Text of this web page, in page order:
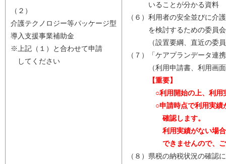
（２）
介護テクノロジー等パッケージ型
導入支援事業補助金
※上記（１）と合わせて申請
してください
いることが分かる資料
（６）利用者の安全並びに介
を検討するための委員会
（設置要綱、直近の委員
（７）「ケアプランデータ連
（利用申請書、利用画面
【重要】
○利用開始の上、利
○申請時点で利用実績がな
確認します。
利用実績がない場合、要
できませんので、ご留
（８）県税の納税状況の確認